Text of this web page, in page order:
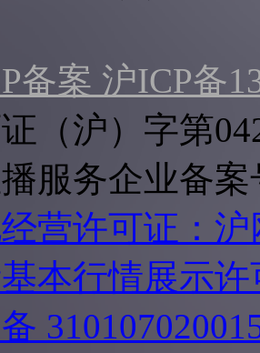
备案 沪ICP备
（沪）字第
服务企业备案
营许可证：
本行情展示许